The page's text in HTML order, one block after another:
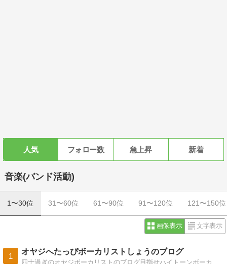
人気 フォロー数 急上昇 新着
音楽(バンド活動)
1〜30位 31〜60位 61〜90位 91〜120位 121〜150位
画像表示 文字表示
1
オヤジへたっぴボーカリストしょうのブログ